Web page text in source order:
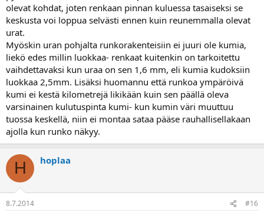
olevat kohdat, joten renkaan pinnan kuluessa tasaiseksi se
keskusta voi loppua selvästi ennen kuin reunemmalla olevat
urat.
Myöskin uran pohjalta runkorakenteisiin ei juuri ole kumia,
liekö edes millin luokkaa- renkaat kuitenkin on tarkoitettu
vaihdettavaksi kun uraa on sen 1,6 mm, eli kumia kudoksiin
luokkaa 2,5mm. Lisäksi huomannu että runkoa ympäröivä
kumi ei kestä kilometrejä likikään kuin sen päällä oleva
varsinainen kulutuspinta kumi- kun kumin väri muuttuu
tuossa keskellä, niin ei montaa sataa pääse rauhallisellakaan
ajolla kun runko näkyy.
H hoplaa
8.7.2014 #16